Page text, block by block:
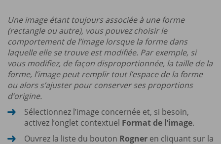
Une image étant toujours associée à une forme
(rectangle ou autre), vous pouvez choisir le
comportement de l’image lorsque la forme dans
laquelle elle se trouve est modifiée. Par exemple, si
vous modifiez, de façon disproportionnée, la taille de la
forme, l’image peut remplir tout l’espace de la forme
ou alors s’ajuster pour conserver ses proportions
d’origine.
Sélectionnez l’image concernée et, si besoin,
activez l’onglet contextuel Format de l’image.
Ouvrez la liste du bouton Rogner en cliquant sur la